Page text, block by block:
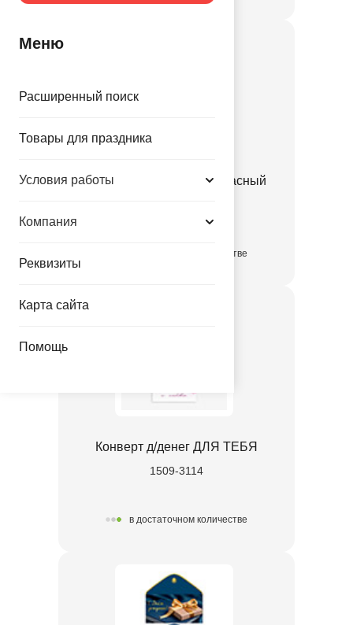
Меню
Расширенный поиск
Товары для праздника
Условия работы
Компания
Реквизиты
Карта сайта
Помощь
Конверт д/денег Бант красный
в достаточном количестве
Конверт д/денег ДЛЯ ТЕБЯ
1509-3114
в достаточном количестве